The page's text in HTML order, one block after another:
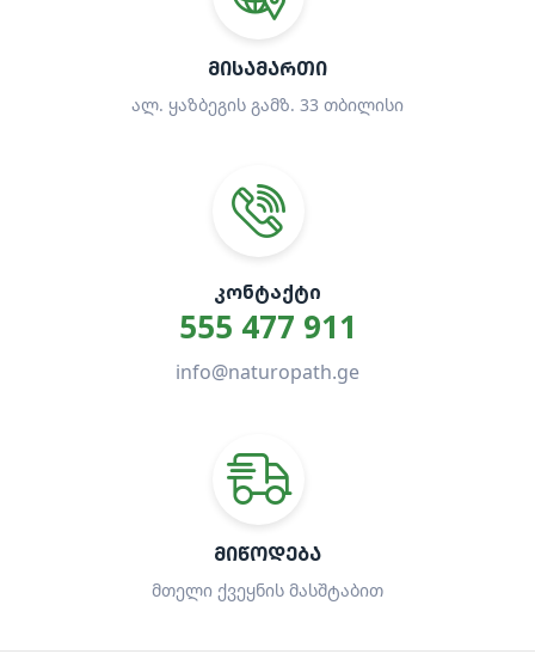
ᲛᲘᲡᲐᲛᲐᲠᲗᲘ
ალ. ყაზბეგის გამზ. 33 თბილისი
ᲙᲝᲜᲢᲐᲥᲢᲘ
555 477 911
info@naturopath.ge
ᲛᲘᲬᲝᲓᲔᲑᲐ
მთელი ქვეყნის მასშტაბით